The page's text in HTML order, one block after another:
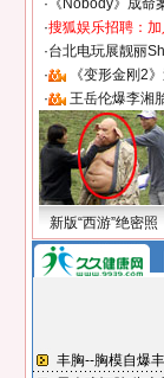
· 《Nobody》成命
·搜狐娱乐招聘：加
·台北电玩展靓丽
·
《变形金刚2
·
王岳伦爆李湘
新版“西游”绝密照